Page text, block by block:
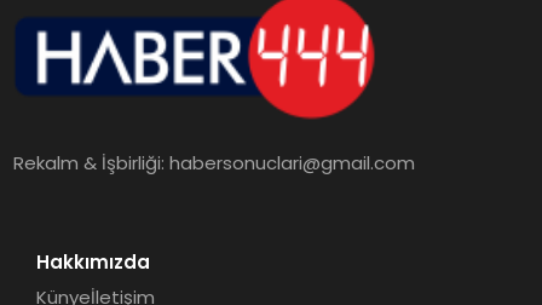
Rekalm & İşbirliği:habersonuclari@gmail.com
Hakkımızda
Künyeİletişim